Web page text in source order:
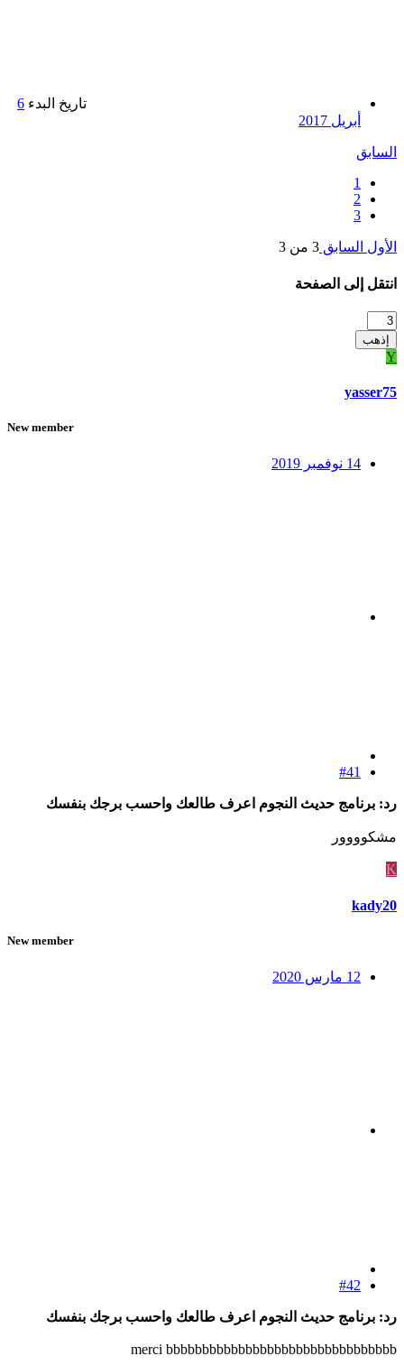
تاريخ البدء 6
أبريل 2017
السابق
1
2
3
الأول السابق 3 من 3
انتقل إلى الصفحة
إذهب
Y
yasser75
New member
14 نوفمبر 2019
#41
رد: برنامج حديث النجوم اعرف طالعك واحسب برجك بنفسك
مشكوووور
K
kady20
New member
12 مارس 2020
#42
رد: برنامج حديث النجوم اعرف طالعك واحسب برجك بنفسك
merci bbbbbbbbbbbbbbbbbbbbbbbbbbbbbbbb